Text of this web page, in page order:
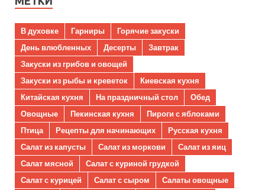
В духовке Гарниры
Горячие закуски
День влюбленных
Десерты
Завтрак
Закуски из грибов и овощей
Закуски из рыбы и креветок
Киевская кухня
Китайская кухня
На праздничный стол
Обед
Овощные
Пекинская кухня
Пироги с яблоками
Птица
Рецепты для начинающих
Русская кухня
Салат из капусты
Салат из моркови
Салат из яиц
Салат мясной
Салат с куриной грудкой
Салат с курицей
Салат с сыром
Салаты овощные